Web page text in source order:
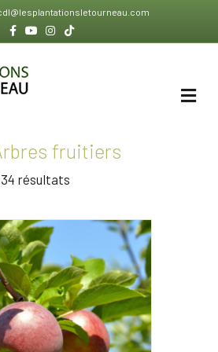
FacebookYoutubeInstagram
Tiktok
fruitiers
34 résultats